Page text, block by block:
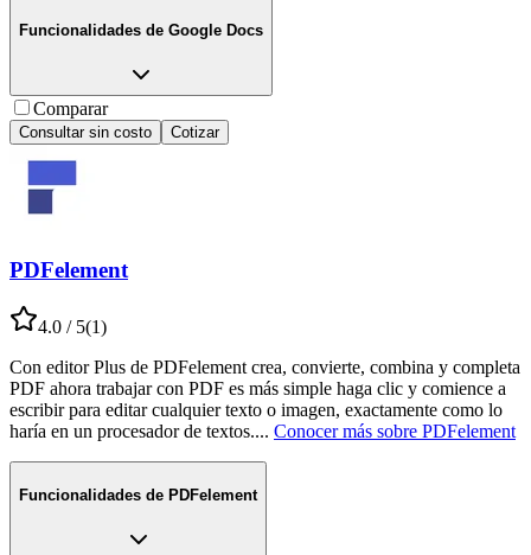
Funcionalidades de Google Docs
Comparar
Consultar sin costo Cotizar
PDFelement
4.0 / 5(1)
Con editor Plus de PDFelement crea, convierte, combina y completa
PDF ahora trabajar con PDF es más simple haga clic y comience a
escribir para editar cualquier texto o imagen, exactamente como lo
haría en un procesador de textos.... Conocer más sobre PDFelement
Funcionalidades de PDFelement